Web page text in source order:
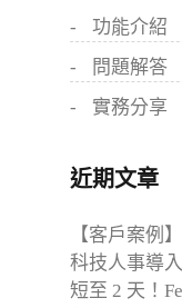
功能介紹
問題解答
實務分享
近期文章
【客戶案例
科技人事導
短至 2 天！